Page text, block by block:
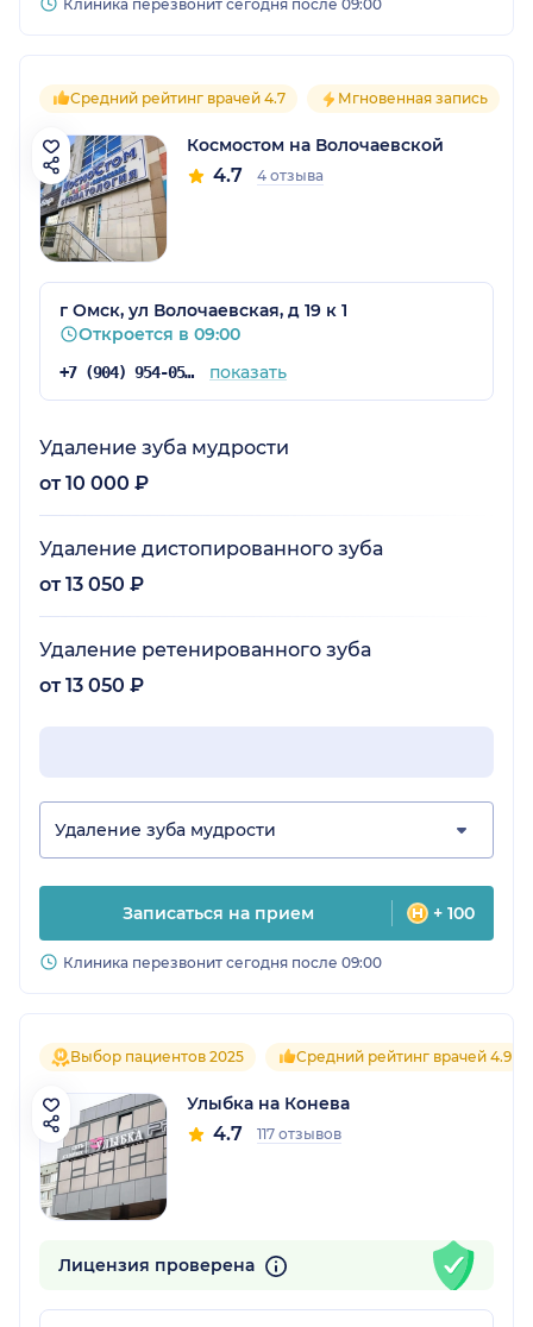
Клиника перезвонит сегодня после 09:00
Средний рейтинг врачей 4.7 Мгновенная запись
Космостом на Волочаевской
4.7 4 отзыва
г Омск, ул Волочаевская, д 19 к 1
Откроется в 09:00
+7 (904) 954-05-46 показать
Удаление зуба мудрости
от 10 000 ₽
Удаление дистопированного зуба
от 13 050 ₽
Удаление ретенированного зуба
от 13 050 ₽
Удаление зуба мудрости
Записаться на прием + 100
Клиника перезвонит сегодня после 09:00
Выбор пациентов 2025 Средний рейтинг врачей 4.9
Улыбка на Конева
4.7 117 отзывов
Лицензия проверена